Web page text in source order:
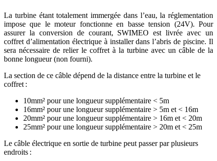
La turbine étant totalement immergée dans l’eau, la réglementation
impose que le moteur fonctionne en basse tension (24V). Pour
assurer la conversion de courant, SWIMEO est livrée avec un
coffret d’alimentation électrique à installer dans l’abris de piscine. Il
sera nécessaire de relier le coffret à la turbine avec un câble de la
bonne longueur (non fourni).
La section de ce câble dépend de la distance entre la turbine et le
coffret :
10mm² pour une longueur supplémentaire < 5m
16mm² pour une longueur supplémentaire > 5m et < 16m
20mm² pour une longueur supplémentaire > 16m et < 20m
25mm² pour une longueur supplémentaire > 20m et < 25m
Le câble électrique en sortie de turbine peut passer par plusieurs
endroits :